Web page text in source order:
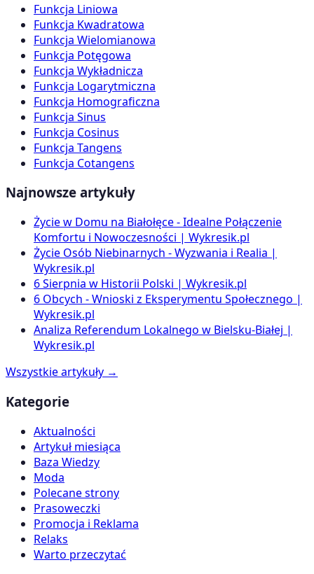
Funkcja Liniowa
Funkcja Kwadratowa
Funkcja Wielomianowa
Funkcja Potęgowa
Funkcja Wykładnicza
Funkcja Logarytmiczna
Funkcja Homograficzna
Funkcja Sinus
Funkcja Cosinus
Funkcja Tangens
Funkcja Cotangens
Najnowsze artykuły
Życie w Domu na Białołęce - Idealne Połączenie
Komfortu i Nowoczesności | Wykresik.pl
Życie Osób Niebinarnych - Wyzwania i Realia |
Wykresik.pl
6 Sierpnia w Historii Polski | Wykresik.pl
6 Obcych - Wnioski z Eksperymentu Społecznego |
Wykresik.pl
Analiza Referendum Lokalnego w Bielsku-Białej |
Wykresik.pl
Wszystkie artykuły →
Kategorie
Aktualności
Artykuł miesiąca
Baza Wiedzy
Moda
Polecane strony
Prasoweczki
Promocja i Reklama
Relaks
Warto przeczytać